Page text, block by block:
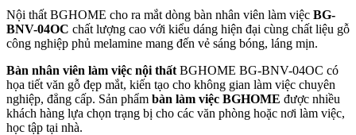
Nội thất BGHOME cho ra mắt dòng bàn nhân viên làm việc BG-
BNV-04OC chất lượng cao với kiểu dáng hiện đại cùng chất liệu gỗ
công nghiệp phủ melamine mang đến vẻ sáng bóng, láng mịn.
Bàn nhân viên làm việc nội thất BGHOME BG-BNV-04OC có
họa tiết văn gỗ đẹp mắt, kiến tạo cho không gian làm việc chuyên
nghiệp, đẳng cấp. Sản phẩm bàn làm việc BGHOME được nhiều
khách hàng lựa chọn trạng bị cho các văn phòng hoặc nơi làm việc,
học tập tại nhà.